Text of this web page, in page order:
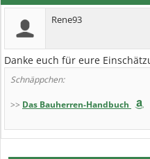
Rene93
Danke euch für eure
Schnäppchen:
>> Das Bauherren-Handbuch